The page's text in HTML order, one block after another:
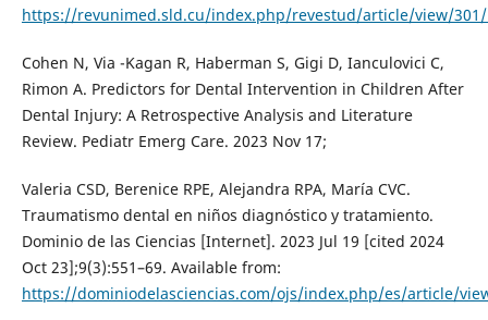
https://revunimed.sld.cu/index.php/revestud/article/view/
Cohen N, Via -Kagan R, Haberman S, Gigi D, Ianculovici C,
Rimon A. Predictors for Dental Intervention in Children After
Dental Injury: A Retrospective Analysis and Literature
Review. Pediatr Emerg Care. 2023 Nov 17;
Valeria CSD, Berenice RPE, Alejandra RPA, María CVC.
Traumatismo dental en niños diagnóstico y tratamiento.
Dominio de las Ciencias [Internet]. 2023 Jul 19 [cited 2024
Oct 23];9(3):551–69. Available from:
https://dominiodelasciencias.com/ojs/index.php/es/article/